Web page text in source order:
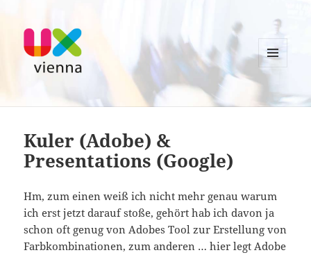
UXvienna
MENU
WIDGETS
Kuler (Adobe) &
Presentations (Google)
Hm, zum einen weiß ich nicht mehr genau warum
ich erst jetzt darauf stoße, gehört hab ich davon ja
schon oft genug von Adobes Tool zur Erstellung von
Farbkombinationen, zum anderen … hier legt Adobe